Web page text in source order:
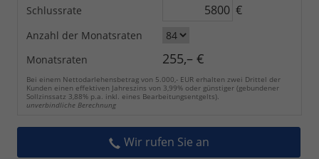
Schlussrate €
Anzahl der Monatsraten
Monatsraten
255,– €
Bei einem Nettodarlehensbetrag von 5.000,- EUR erhalten zwei Drittel der
Kunden einen effektiven Jahreszins von 3,99% oder günstiger (gebundener
Sollzinssatz 3,88% p.a. inkl. eines Bearbeitungsentgelts).
unverbindliche Berechnung
Wir rufen Sie an